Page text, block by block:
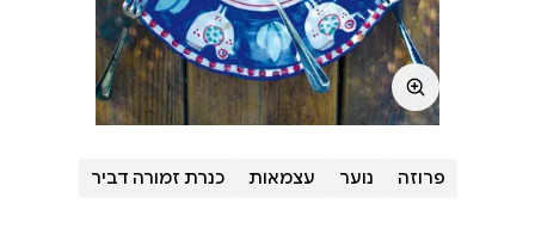
פרוזה נוער עצמאות כנרת זמורה דביר